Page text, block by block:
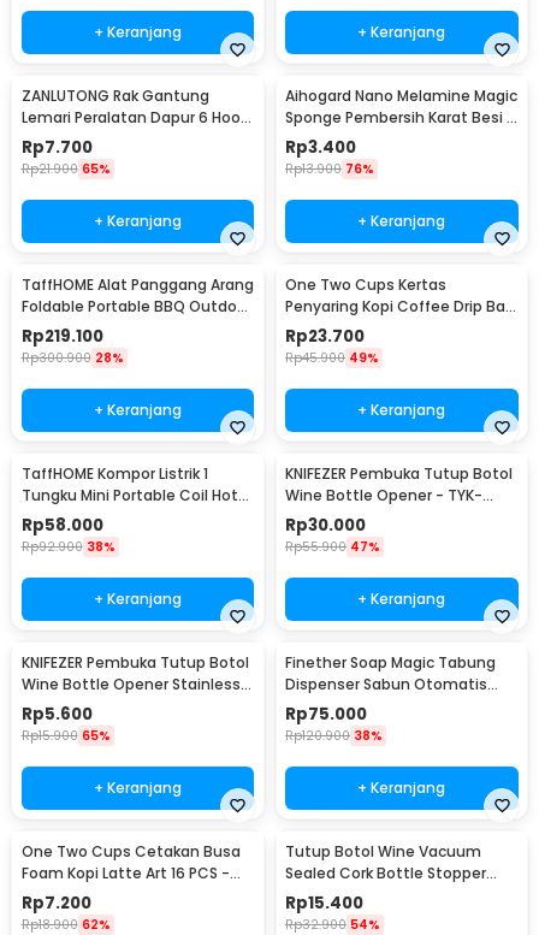
+ Keranjang + Keranjang
ZANLUTONG Rak Gantung
Lemari Peralatan Dapur 6 Hook
Besi - 2137
Rp7.700
Rp21.900 65%
+ Keranjang
Aihogard Nano Melamine Magic
Sponge Pembersih Karat Besi -
CW62
Rp3.400
Rp13.900 76%
+ Keranjang
TaffHOME Alat Panggang Arang
Foldable Portable BBQ Outdoor
Grill Stove - HWSK77
Rp219.100
Rp300.900 28%
+ Keranjang
One Two Cups Kertas
Penyaring Kopi Coffee Drip Bag
Paper Filter 50PCS - T111
Rp23.700
Rp45.900 49%
+ Keranjang
TaffHOME Kompor Listrik 1
Tungku Mini Portable Coil Hot
Plate 500W - C1-1000-03
Rp58.000
Rp92.900 38%
+ Keranjang
KNIFEZER Pembuka Tutup Botol
Wine Bottle Opener - TYK-
074B
Rp30.000
Rp55.900 47%
+ Keranjang
KNIFEZER Pembuka Tutup Botol
Wine Bottle Opener Stainless
Steel - WS01
Rp5.600
Rp15.900 65%
+ Keranjang
Finether Soap Magic Tabung
Dispenser Sabun Otomatis
400ml - AD-03
Rp75.000
Rp120.900 38%
+ Keranjang
One Two Cups Cetakan Busa
Foam Kopi Latte Art 16 PCS -
JJYE01
Rp7.200
Rp18.900 62%
Tutup Botol Wine Vacuum
Sealed Cork Bottle Stopper
Stainless Steel - G94529
Rp15.400
Rp32.900 54%